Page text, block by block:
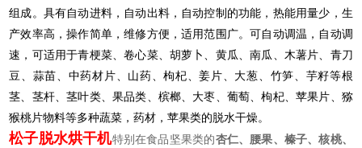
组成。具有自动进料，自动出料，自动控制的功能，热能用量少，生
产效率高，操作简单，维修方便，适用范围广。可自动调温，自动调
速，可适用于青梗菜、卷心菜、胡萝卜、黄瓜、南瓜、木薯片、青刀
豆、蒜苗、中药材片、山药、枸杞、姜片、大葱、竹笋、芋籽等根
茎、茎杆、茎叶类、果品类、槟榔、大枣、葡萄、枸杞、苹果片、猕
猴桃片物料等多种蔬菜，药材，苹果类的脱水干燥。
松子脱水烘干机特别在食品坚果类的杏仁、腰果、榛子、核桃、